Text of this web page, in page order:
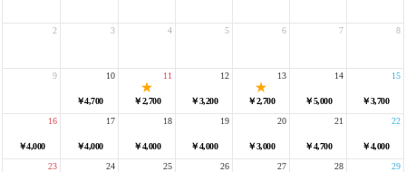
2 3 4 5 6 7 8
9
￥4,700
10
￥2,700
11
￥3,200
12
￥2,700
13
￥5,000
14
￥3,700
15
￥4,000
16
￥4,000
17
￥4,000
18
￥4,000
19
￥3,000
20
￥4,700
21
￥4,000
22
23 24 25 26 27 28 29